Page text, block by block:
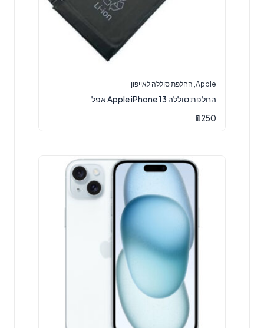
Apple החלפת סוללה לאייפון
‏החלפת סוללה Apple iPhone 13 אפל
₪250